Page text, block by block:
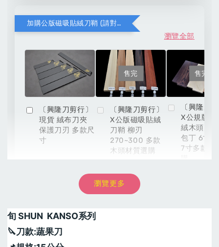
加購公版磁吸貼絨刀鞘 (請對應木頭材質與刀款尺寸)
瀏覽全部
〔興隆刀剪行〕
現貨 絨布刀夾
保護刀刃 多款尺
寸
+
售完
〔興隆刀剪行〕
X公版磁吸貼絨
刀鞘 柳刃
270~300 多款
木頭材質選購
NT$ 899
售完
〔興隆刀
X公規版磁
絨木頭刀
包丁 6寸
7寸多款材
瀏覽更多
旬 SHUN  KANSO系列
🔪刀款:蔬果刀